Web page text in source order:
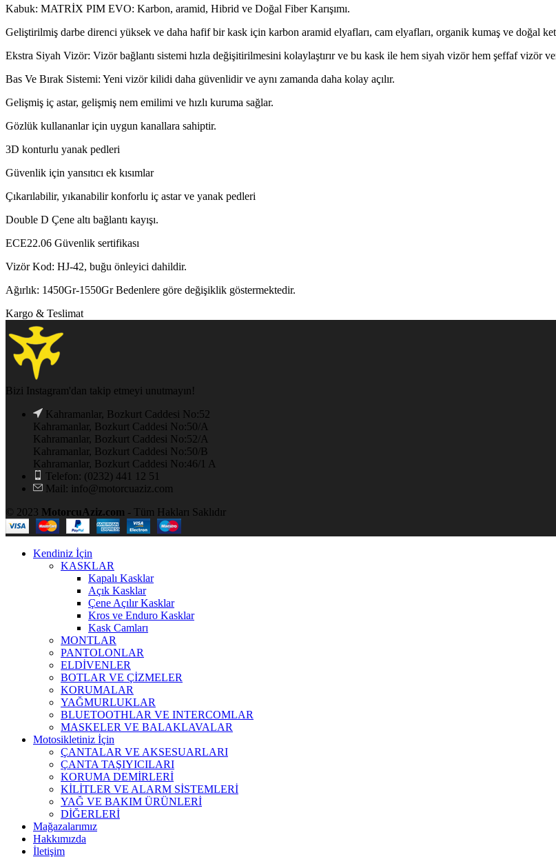
Kabuk: MATRİX PIM EVO: Karbon, aramid, Hibrid ve Doğal Fiber Karışımı.
Geliştirilmiş darbe direnci yüksek ve daha hafif bir kask için karbon aramid elyafları, cam elyafları, organik kumaş ve doğal
Ekstra Siyah Vizör: Vizör bağlantı sistemi hızla değişitirilmesini kolaylaştırır ve bu kask ile hem siyah vizör hem şeffaf vizör
Bas Ve Bırak Sistemi: Yeni vizör kilidi daha güvenlidir ve aynı zamanda daha kolay açılır.
Gelişmiş iç astar, gelişmiş nem emilimi ve hızlı kuruma sağlar.
Gözlük kullananlar için uygun kanallara sahiptir.
3D konturlu yanak pedleri
Güvenlik için yansıtıcı ek kısımlar
Çıkarılabilir, yıkanabilir konforlu iç astar ve yanak pedleri
Double D Çene altı bağlantı kayışı.
ECE22.06 Güvenlik sertifikası
Vizör Kod: HJ-42, buğu önleyici dahildir.
Ağırlık: 1450Gr-1550Gr Bedenlere göre değişiklik göstermektedir.
Kargo & Teslimat
Bizi Instagram'dan takip etmeyi unutmayın!
Kahramanlar, Bozkurt Caddesi No:52
Kahramanlar, Bozkurt Caddesi No:50/A
Kahramanlar, Bozkurt Caddesi No:52/A
Kahramanlar, Bozkurt Caddesi No:50/B
Kahramanlar, Bozkurt Caddesi No:46/1 A
Telefon: (0232) 441 12 51
Mail: info@motorcuaziz.com
© 2023 MotorcuAziz.com - Tüm Hakları Saklıdır
Kendiniz İçin
KASKLAR
Kapalı Kasklar
Açık Kasklar
Çene Açılır Kasklar
Kros ve Enduro Kasklar
Kask Camları
MONTLAR
PANTOLONLAR
ELDİVENLER
BOTLAR VE ÇİZMELER
KORUMALAR
YAĞMURLUKLAR
BLUETOOTHLAR VE INTERCOMLAR
MASKELER VE BALAKLAVALAR
Motosikletiniz İçin
ÇANTALAR VE AKSESUARLARI
ÇANTA TAŞIYICILARI
KORUMA DEMİRLERİ
KİLİTLER VE ALARM SİSTEMLERİ
YAĞ VE BAKIM ÜRÜNLERİ
DİĞERLERİ
Mağazalarımız
Hakkımızda
İletişim